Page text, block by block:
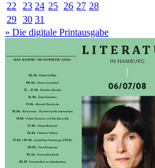
22
23 24 25 26 27 28
29 30 31
» Die digitale Printausgabe